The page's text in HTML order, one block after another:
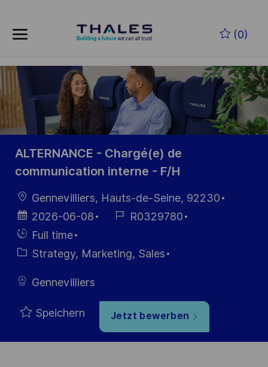
(0)
-
ALTERNANCE - Chargé(e) de
communication interne - F/H
Ort
Gennevilliers, Hauts-de-Seine, 92230
Datum der
Veröffentlichung
2026-06-08
Job- R0329780
Einstellunngstyp
Full time
Kategorie
Strategy, Marketing, Sales
Gennevilliers
Speichern Jetzt bewerben